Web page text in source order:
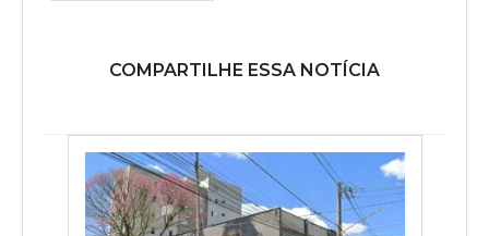
COMPARTILHE ESSA NOTÍCIA